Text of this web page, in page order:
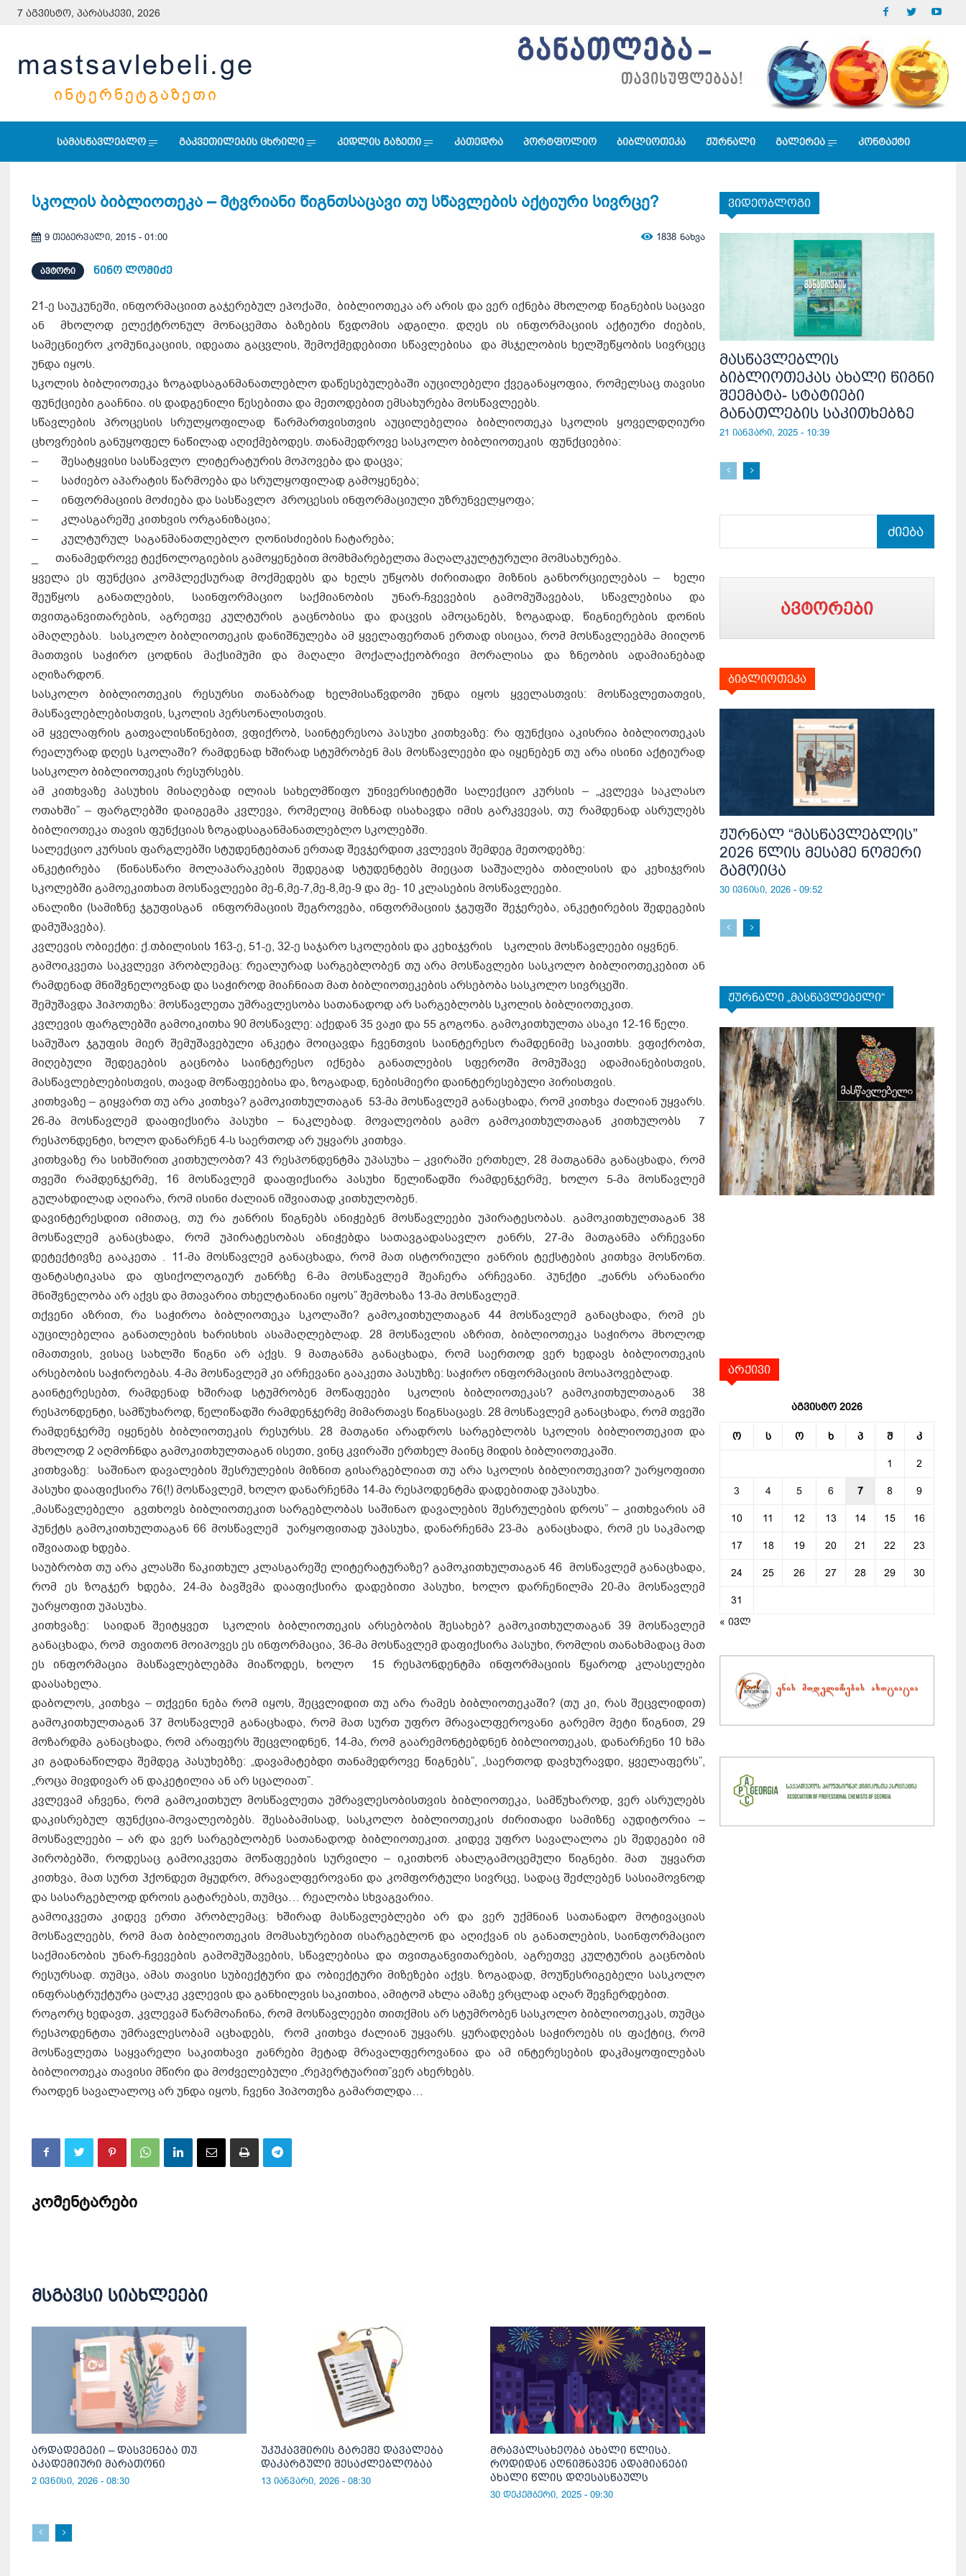
7 აგვისტო, პარასკევი, 2026
mastsavlebeli.ge
ᲘᲜᲢᲔᲠᲜᲔᲢᲒᲐᲖᲔᲗᲘ
სამასწავლებლო გაკვეთილების ცხრილი კედლის გაზეთი კათედრა პორტფოლიო ბიბლიოთეკა ჟურნალი გალერეა კონტაქტი
სკოლის ბიბლიოთეკა – მტვრიანი წიგნთსაცავი თუ სწავლების აქტიური სივრცე?
9 თებერვალი, 2015 - 01:00 1838 ნახვა
ᲐᲕᲢᲝᲠᲘ ნინო ლომიძე
21-ე საუკუნეში, ინფორმაციით გაჯერებულ ეპოქაში, ბიბლიოთეკა არ არის და ვერ იქნება მხოლოდ წიგნების საცავი
ან მხოლოდ ელექტრონულ მონაცემთა ბაზების წვდომის ადგილი. დღეს ის ინფორმაციის აქტიური ძიების,
სამეცნიერო კომუნიკაციის, იდეათა გაცვლის, შემოქმედებითი სწავლებისა და მსჯელობის ხელშეწყობის სივრცეც
უნდა იყოს.
სკოლის ბიბლიოთეკა ზოგადსაგანმანათლებლო დაწესებულებაში აუცილებელი ქვეგანაყოფია, რომელსაც თავისი
ფუნქციები გააჩნია. ის დადგენილი წესებითა და მეთოდებით ემსახურება მოსწავლეებს.
სწავლების პროცესის სრულყოფილად წარმართვისთვის აუცილებელია ბიბლიოთეკა სკოლის ყოველდღიური
ცხოვრების განუყოფელ ნაწილად აღიქმებოდეს. თანამედროვე სასკოლო ბიბლიოთეკის ფუნქციებია:
– შესატყვისი სასწავლო ლიტერატურის მოპოვება და დაცვა;
– საძიებო აპარატის წარმოება და სრულყოფილად გამოყენება;
– ინფორმაციის მოძიება და სასწავლო პროცესის ინფორმაციული უზრუნველყოფა;
– კლასგარეშე კითხვის ორგანიზაცია;
– კულტურულ საგანმანათლებლო ღონისძიების ჩატარება;
_ თანამედროვე ტექნოლოგიების გამოყენებით მომხმარებელთა მაღალკულტურული მომსახურება.
ყველა ეს ფუნქცია კომპლექსურად მოქმედებს და ხელს უწყობს ძირითადი მიზნის განხორციელებას – ხელი
შეუწყოს განათლების, საინფორმაციო საქმიანობის უნარ-ჩვევების გამომუშავებას, სწავლებისა და
თვითგანვითარების, აგრეთვე კულტურის გაცნობისა და დაცვის ამოცანებს, ზოგადად, წიგნიერების დონის
ამაღლებას. სასკოლო ბიბლიოთეკის დანიშნულება ამ ყველაფერთან ერთად ისიცაა, რომ მოსწავლეებმა მიიღონ
მათთვის საჭირო ცოდნის მაქსიმუმი და მაღალი მოქალაქეობრივი მორალისა და ზნეობის ადამიანებად
აღიზარდონ.
სასკოლო ბიბლიოთეკის რესურსი თანაბრად ხელმისაწვდომი უნდა იყოს ყველასთვის: მოსწავლეთათვის,
მასწავლებლებისთვის, სკოლის პერსონალისთვის.
ამ ყველაფრის გათვალისწინებით, ვფიქრობ, საინტერესოა პასუხი კითხვაზე: რა ფუნქცია აკისრია ბიბლიოთეკას
რეალურად დღეს სკოლაში? რამდენად ხშირად სტუმრობენ მას მოსწავლეები და იყენებენ თუ არა ისინი აქტიურად
სასკოლო ბიბლიოთეკის რესურსებს.
ამ კითხვაზე პასუხის მისაღებად ილიას სახელმწიფო უნივერსიტეტში სალექციო კურსის – „კვლევა საკლასო
ოთახში” – ფარგლებში დაიგეგმა კვლევა, რომელიც მიზნად ისახავდა იმის გარკვევას, თუ რამდენად ასრულებს
ბიბლიოთეკა თავის ფუნქციას ზოგადსაგანმანათლებლო სკოლებში.
სალექციო კურსის ფარგლებში სტუდენტებთან ერთად შევჯერდით კვლევის შემდეგ მეთოდებზე:
ანკეტირება (წინასწარი მოლაპარაკების შედეგად სტუდენტებს მიეცათ საშუალება თბილისის და კეხიჯვრის
სკოლებში გამოეკითხათ მოსწავლეები მე-6,მე-7,მე-8,მე-9 და მე- 10 კლასების მოსწავლეები.
ანალიზი (სამიზნე ჯგუფისგან ინფორმაციის შეგროვება, ინფორმაციის ჯგუფში შეჯერება, ანკეტირების შედეგების
დამუშავება).
კვლევის ობიექტი: ქ.თბილისის 163-ე, 51-ე, 32-ე საჯარო სკოლების და კეხიჯვრის სკოლის მოსწავლეები იყვნენ.
გამოიკვეთა საკვლევი პრობლემაც: რეალურად სარგებლობენ თუ არა მოსწავლები სასკოლო ბიბლიოთეკებით ან
რამდენად მნიშვნელოვნად და საჭიროდ მიაჩნიათ მათ ბიბლიოთეკების არსებობა სასკოლო სივრცეში.
შემუშავდა ჰიპოთეზა: მოსწავლეთა უმრავლესობა სათანადოდ არ სარგებლობს სკოლის ბიბლიოთეკით.
კვლევის ფარგლებში გამოიკითხა 90 მოსწავლე: აქედან 35 ვაჟი და 55 გოგონა. გამოკითხულთა ასაკი 12-16 წელი.
სამუშაო ჯგუფის მიერ შემუშავებული ანკეტა მოიცავდა ჩვენთვის საინტერესო რამდენიმე საკითხს. ვფიქრობთ,
მიღებული შედეგების გაცნობა საინტერესო იქნება განათლების სფეროში მომუშავე ადამიანებისთვის,
მასწავლებლებისთვის, თავად მოწაფეებისა და, ზოგადად, ნებისმიერი დაინტერესებული პირისთვის.
კითხვაზე – გიყვართ თუ არა კითხვა? გამოკითხულთაგან 53-მა მოსწავლემ განაცხადა, რომ კითხვა ძალიან უყვარს.
26-მა მოსწავლემ დააფიქსირა პასუხი – ნაკლებად. მოვალეობის გამო გამოკითხულთაგან კითხულობს 7
რესპონდენტი, ხოლო დანარჩენ 4-ს საერთოდ არ უყვარს კითხვა.
კითხვაზე რა სიხშირით კითხულობთ? 43 რესპონდენტმა უპასუხა – კვირაში ერთხელ, 28 მათგანმა განაცხადა, რომ
თვეში რამდენჯერმე, 16 მოსწავლემ დააფიქსირა პასუხი წელიწადში რამდენჯერმე, ხოლო 5-მა მოსწავლემ
გულახდილად აღიარა, რომ ისინი ძალიან იშვიათად კითხულობენ.
დავინტერესდით იმითაც, თუ რა ჟანრის წიგნებს ანიჭებენ მოსწავლეები უპირატესობას. გამოკითხულთაგან 38
მოსწავლემ განაცხადა, რომ უპირატესობას ანიჭებდა სათავგადასავლო ჟანრს, 27-მა მათგანმა არჩევანი
დეტექტივზე გააკეთა . 11-მა მოსწავლემ განაცხადა, რომ მათ ისტორიული ჟანრის ტექსტების კითხვა მოსწონთ.
ფანტასტიკასა და ფსიქოლოგიურ ჟანრზე 6-მა მოსწავლემ შეაჩერა არჩევანი. პუნქტი „ჟანრს არანაირი
მნიშვნელობა არ აქვს და მთავარია თხელტანიანი იყოს” შემოხაზა 13-მა მოსწავლემ.
თქვენი აზრით, რა საჭიროა ბიბლიოთეკა სკოლაში? გამოკითხულთაგან 44 მოსწავლემ განაცხადა, რომ ეს
აუცილებელია განათლების ხარისხის ასამაღლებლად. 28 მოსწავლის აზრით, ბიბლიოთეკა საჭიროა მხოლოდ
იმათთვის, ვისაც სახლში წიგნი არ აქვს. 9 მათგანმა განაცხადა, რომ საერთოდ ვერ ხედავს ბიბლიოთეკის
არსებობის საჭიროებას. 4-მა მოსწავლემ კი არჩევანი გააკეთა პასუხზე: საჭირო ინფორმაციის მოსაპოვებლად.
გაინტერესებთ, რამდენად ხშირად სტუმრობენ მოწაფეები სკოლის ბიბლიოთეკას? გამოკითხულთაგან 38
რესპონდენტი, სამწუხაროდ, წელიწადში რამდენჯერმე მიმართავს წიგნსაცავს. 28 მოსწავლემ განაცხადა, რომ თვეში
რამდენჯერმე იყენებს ბიბლიოთეკის რესურსს. 28 მათგანი არადროს სარგებლობს სკოლის ბიბლიოთეკით და
მხოლოდ 2 აღმოჩნდა გამოკითხულთაგან ისეთი, ვინც კვირაში ერთხელ მაინც მიდის ბიბლიოთეკაში.
კითხვაზე: საშინაო დავალების შესრულების მიზნით გისარგებლიათ თუ არა სკოლის ბიბლიოთეკით? უარყოფითი
პასუხი დააფიქსირა 76(!) მოსწავლემ, ხოლო დანარჩენმა 14-მა რესპოდენტმა დადებითად უპასუხა.
„მასწავლებელი გვთხოვს ბიბლიოთეკით სარგებლობას საშინაო დავალების შესრულების დროს” – კითხვარის ამ
პუნქტს გამოკითხულთაგან 66 მოსწავლემ უარყოფითად უპასუხა, დანარჩენმა 23-მა განაცხადა, რომ ეს საკმაოდ
იშვიათად ხდება.
საუბრობთ თუ არა კლასში წაკითხულ კლასგარეშე ლიტერატურაზე? გამოკითხულთაგან 46 მოსწავლემ განაცხადა,
რომ ეს ზოგჯერ ხდება, 24-მა ბავშვმა დააფიქსირა დადებითი პასუხი, ხოლო დარჩენილმა 20-მა მოსწავლემ
უარყოფით უპასუხა.
კითხვაზე: საიდან შეიტყვეთ სკოლის ბიბლიოთეკის არსებობის შესახებ? გამოკითხულთაგან 39 მოსწავლემ
განაცხადა, რომ თვითონ მოიპოვეს ეს ინფორმაცია, 36-მა მოსწავლემ დაფიქსირა პასუხი, რომლის თანახმადაც მათ
ეს ინფორმაცია მასწავლებლებმა მიაწოდეს, ხოლო 15 რესპონდენტმა ინფორმაციის წყაროდ კლასელები
დაასახელა.
დაბოლოს, კითხვა – თქვენი ნება რომ იყოს, შეცვლიდით თუ არა რამეს ბიბლიოთეკაში? (თუ კი, რას შეცვლიდით)
გამოკითხულთაგან 37 მოსწავლემ განაცხადა, რომ მათ სურთ უფრო მრავალფეროვანი გარემო მეტი წიგნით, 29
მოზარდმა განაცხადა, რომ არაფერს შეცვლიდნენ, 14-მა, რომ გაარემონტებდნენ ბიბლიოთეკას, დანარჩენი 10 ხმა
კი გადანაწილდა შემდეგ პასუხებზე: „დავამატებდი თანამედროვე წიგნებს”, „საერთოდ დავხურავდი, ყველაფერს”,
„როცა მივდივარ ან დაკეტილია ან არ სცალიათ”.
კვლევამ აჩვენა, რომ გამოკითხულ მოსწავლეთა უმრავლესობისთვის ბიბლიოთეკა, სამწუხაროდ, ვერ ასრულებს
დაკისრებულ ფუნქცია-მოვალეობებს. შესაბამისად, სასკოლო ბიბლიოთეკის ძირითადი სამიზნე აუდიტორია –
მოსწავლეები – არ და ვერ სარგებლობენ სათანადოდ ბიბლიოთეკით. კიდევ უფრო სავალალოა ეს შედეგები იმ
პირობებში, როდესაც გამოიკვეთა მოწაფეების სურვილი – იკითხონ ახალგამოცემული წიგნები. მათ უყვართ
კითხვა, მათ სურთ ჰქონდეთ მყუდრო, მრავალფეროვანი და კომფორტული სივრცე, სადაც შეძლებენ სასიამოვნოდ
და სასარგებლოდ დროის გატარებას, თუმცა… რეალობა სხვაგვარია.
გამოიკვეთა კიდევ ერთი პრობლემაც: ხშირად მასწავლებლები არ და ვერ უქმნიან სათანადო მოტივაციას
მოსწავლეებს, რომ მათ ბიბლიოთეკის მომსახურებით ისარგებლონ და აღიქვან ის განათლების, საინფორმაციო
საქმიანობის უნარ-ჩვევების გამომუშავების, სწავლებისა და თვითგანვითარების, აგრეთვე კულტურის გაცნობის
რესურსად. თუმცა, ამას თავისი სუბიექტური და ობიექტური მიზეზები აქვს. ზოგადად, მოუწესრიგებელი სასკოლო
ინფრასტრუქტურა ცალკე კვლევის და განხილვის საკითხია, ამიტომ ახლა ამაზე ვრცლად აღარ შევჩერდებით.
როგორც ხედავთ, კვლევამ წარმოაჩინა, რომ მოსწავლეები თითქმის არ სტუმრობენ სასკოლო ბიბლიოთეკას, თუმცა
რესპოდენტთა უმრავლესობამ აცხადებს, რომ კითხვა ძალიან უყვარს. ყურადღებას საჭიროებს ის ფაქტიც, რომ
მოსწავლეთა საყვარელი საკითხავი ჟანრები მეტად მრავალფეროვანია და ამ ინტერესების დაკმაყოფილებას
ბიბლიოთეკა თავისი მწირი და მოძველებული „რეპერტუარით”ვერ ახერხებს.
რაოდენ სავალალოც არ უნდა იყოს, ჩვენი ჰიპოთეზა გამართლდა…
კომენტარები
მსგავსი სიახლეები
არდადეგები – დასვენება თუ
აკადემიური მარათონი
2 ივნისი, 2026 - 08:30
უკუკავშირის გარეშე დავალება
დაკარგული შესაძლებლობაა
13 იანვარი, 2026 - 08:30
მრავალსახეობა ახალი წლისა.
როდიდან აღნიშნავენ ადამიანები
ახალი წლის დღესასწაულს
30 დეკემბერი, 2025 - 09:30
ვიდეობლოგი
მასწავლებლის
ბიბლიოთეკას ახალი წიგნი
შეემატა- სტატიები
განათლების საკითხებზე
21 იანვარი, 2025 - 10:39
ძიება
ავტორები
ბიბლიოთეკა
ჟურნალ “მასწავლებლის”
2026 წლის მესამე ნომერი
გამოიცა
30 ივნისი, 2026 - 09:52
ჟურნალი „მასწავლებელი“
არქივი
აგვისტო 2026
ო ს ო ხ პ შ კ
1 2
3 4 5 6 7 8 9
10 11 12 13 14 15 16
17 18 19 20 21 22 23
24 25 26 27 28 29 30
31
« ივლ